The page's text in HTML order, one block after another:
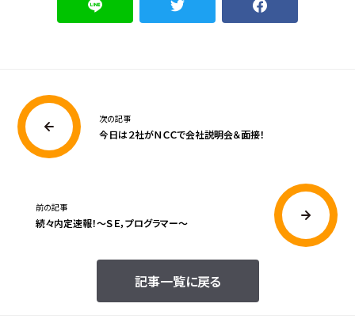
次の記事
今日は２社がＮＣＣで会社説明会＆面接！
記事一覧に戻る
前の記事
続々内定速報！～ＳＥ，プログラマー～